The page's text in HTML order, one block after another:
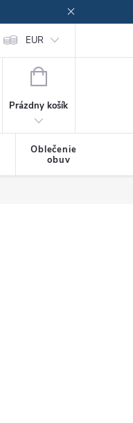
EUR
NÁKUPNÝ
Prázdny košík
Oblečenie &
obuv